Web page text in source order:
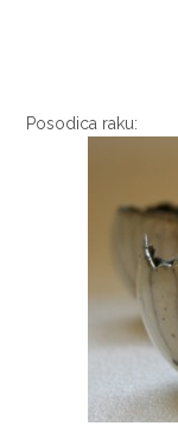
Posodica raku: